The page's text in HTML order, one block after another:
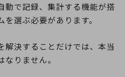
動で記録、集計する機能が搭
選ぶ必要があります。
解決することだけでは、本当
りません。